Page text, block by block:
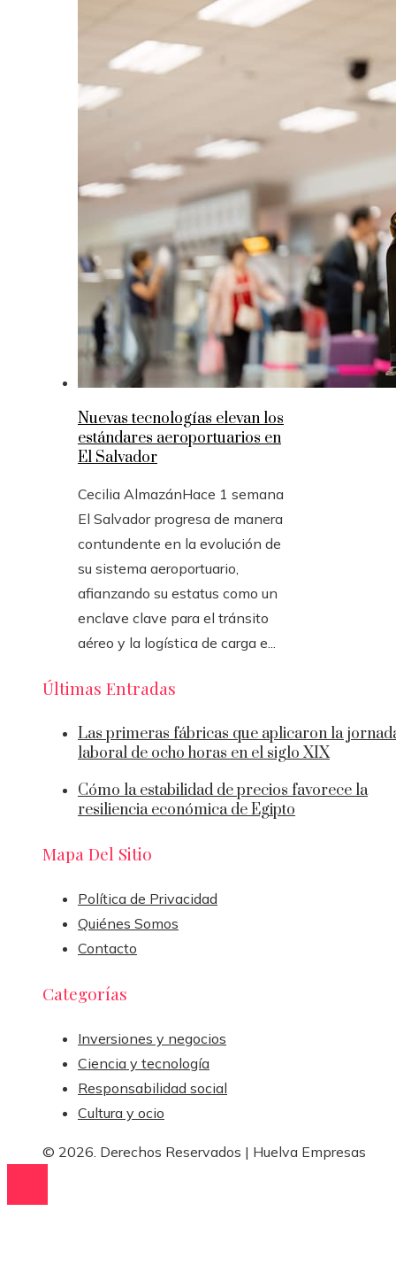
Nuevas tecnologías elevan los
estándares aeroportuarios en
El Salvador
Cecilia AlmazánHace 1 semana
El Salvador progresa de manera
contundente en la evolución de
su sistema aeroportuario,
afianzando su estatus como un
enclave clave para el tránsito
aéreo y la logística de carga e...
Últimas Entradas
Las primeras fábricas que aplicaron la
laboral de ocho horas en el siglo XIX
Cómo la estabilidad de precios favorece la
resiliencia económica de Egipto
Mapa Del Sitio
Política de Privacidad
Quiénes Somos
Contacto
Categorías
Inversiones y negocios
Ciencia y tecnología
Responsabilidad social
Cultura y ocio
© 2026. Derechos Reservados | Huelva Empresas